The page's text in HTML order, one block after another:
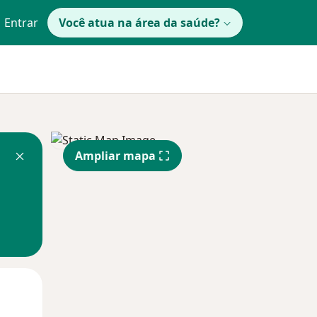
Entrar Você atua na área da saúde?
Ampliar mapa